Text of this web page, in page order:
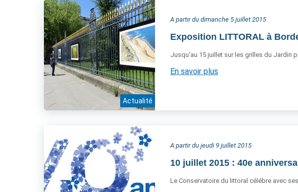
Actualité
A partir du dimanche 5 juillet 2015
Exposition LITTORAL à
Jusqu'au 15 juillet sur les grilles du Jardin
En savoir plus
A partir du jeudi 9 juillet 2015
10 juillet 2015 : 40e
Le Conservatoire du littoral célébre avec